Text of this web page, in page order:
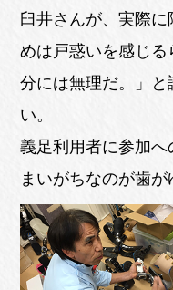
臼井さんが、実際
めは戸惑いを感じ
分には無理だ。」
い。
義足利用者に参加
まいがちなのが歯が